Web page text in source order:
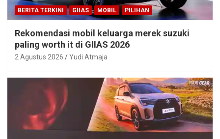
BERITA TERKINI GIIAS MOBIL PILIHAN
Rekomendasi mobil keluarga merek suzuki
paling worth it di GIIAS 2026
2 Agustus 2026 Yudi Atmaja